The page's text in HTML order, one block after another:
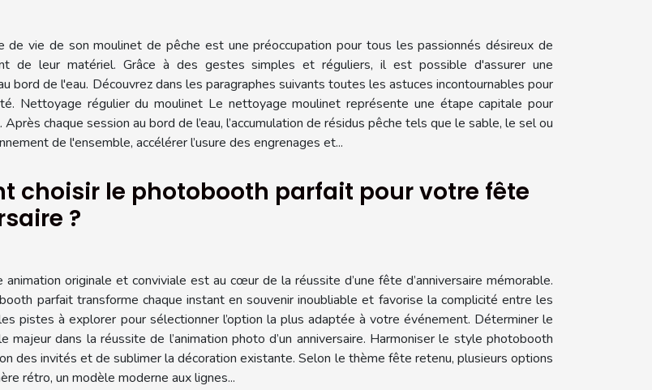
de vie de son moulinet de pêche est une préoccupation pour tous les passionnés désireux de
de leur matériel. Grâce à des gestes simples et réguliers, il est possible d'assurer une
de l'eau. Découvrez dans les paragraphes suivants toutes les astuces incontournables pour
Nettoyage régulier du moulinet Le nettoyage moulinet représente une étape capitale pour
chaque session au bord de l’eau, l’accumulation de résidus pêche tels que le sable, le sel ou
de l'ensemble, accélérer l’usure des engrenages et...
choisir le photobooth parfait pour votre fête
?
animation originale et conviviale est au cœur de la réussite d’une fête d’anniversaire mémorable.
parfait transforme chaque instant en souvenir inoubliable et favorise la complicité entre les
pistes à explorer pour sélectionner l’option la plus adaptée à votre événement. Déterminer le
dans la réussite de l’animation photo d’un anniversaire. Harmoniser le style photobooth
des invités et de sublimer la décoration existante. Selon le thème fête retenu, plusieurs options
rétro, un modèle moderne aux lignes...